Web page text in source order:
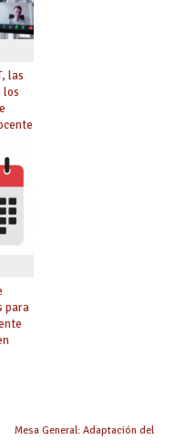
las
los
el
para
Mesa General: Adaptación del